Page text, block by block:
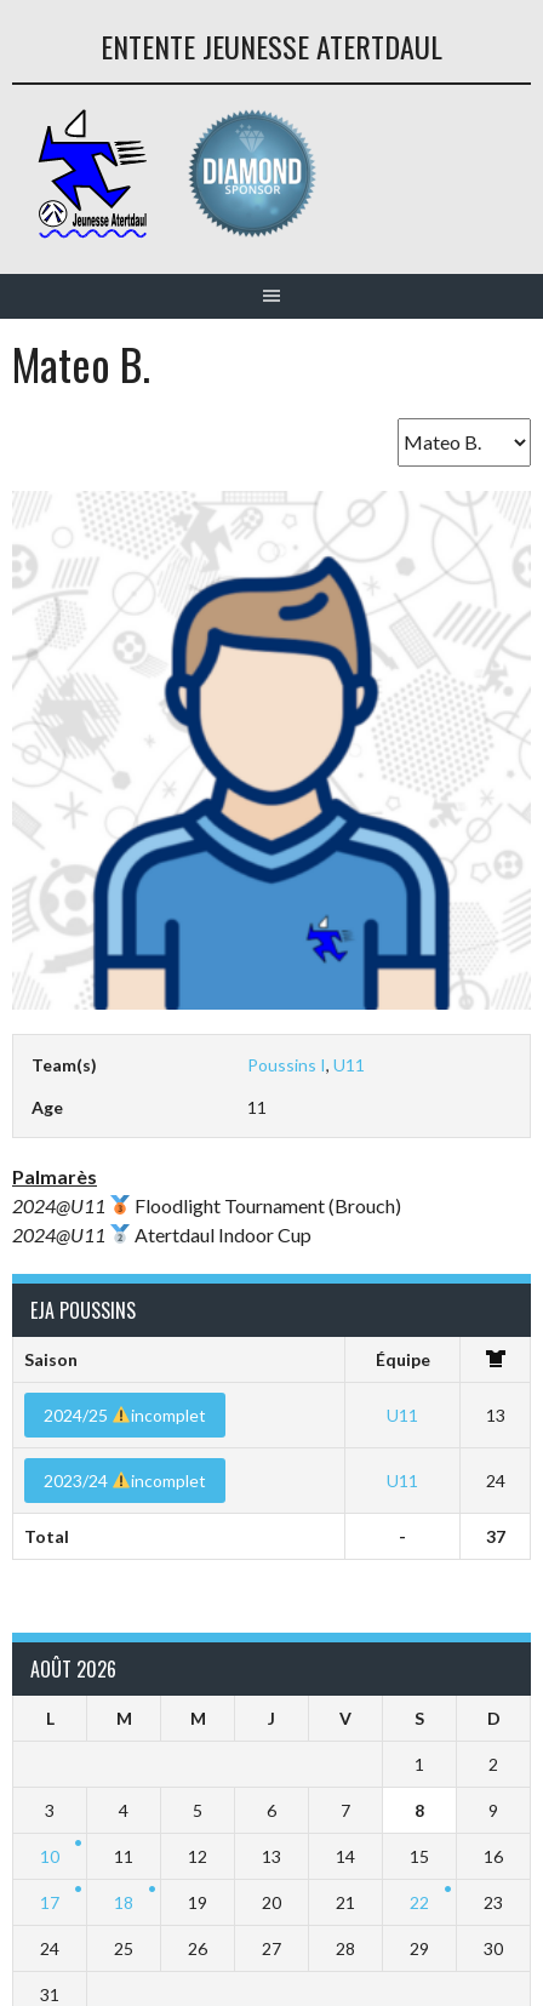
ENTENTE JEUNESSE ATERTDAUL
Mateo B.
Team(s) Poussins I,U11
Age 11
Palmarès
2024@U11
Floodlight Tournament (Brouch)
2024@U11
Atertdaul Indoor Cup
EJA POUSSINS
Saison Équipe
2024/25 incomplet U11 13
2023/24 incomplet U11 24
Total - 37
AOÛT 2026
L M M J V S D
1 2
3 4 5 6 7 8 9
10 11 12 13 14 15 16
17 18 19 20 21 22 23
24 25 26 27 28 29 30
31